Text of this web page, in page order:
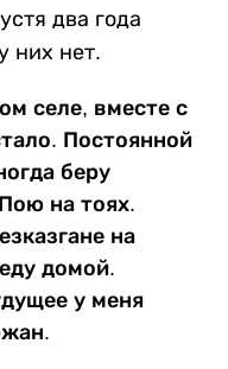
два года
них нет.
селе, вместе с
Постоянной
беру
на тоях.
на
домой.
у меня